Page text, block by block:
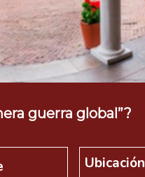
guerra global”?
Ubicación